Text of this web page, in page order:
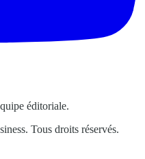
éditoriale.
Tous droits réservés.